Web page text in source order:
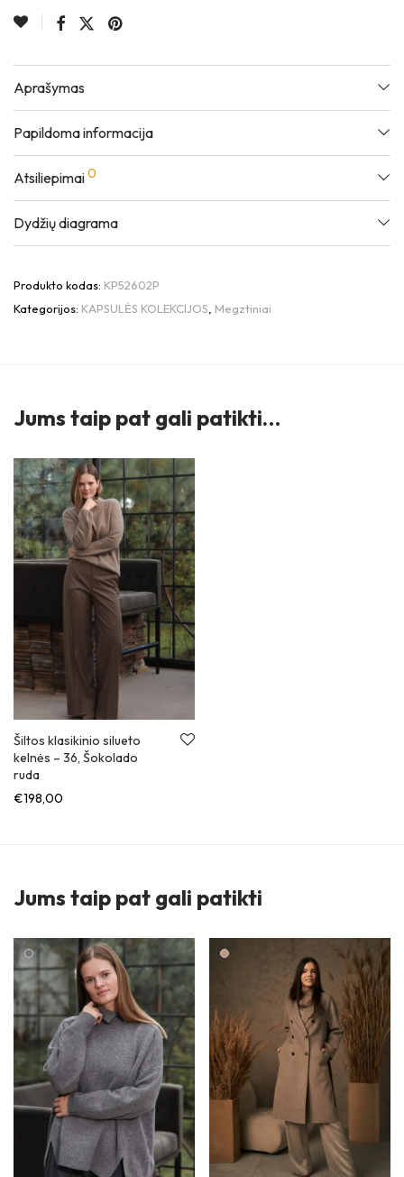
Aprašymas
Papildoma informacija
Atsiliepimai0
Dydžių diagrama
Produkto kodas: KP52602P
Kategorijos: KAPSULĖS KOLEKCIJOS, Megztiniai
Jums taip pat gali patikti…
Šiltos klasikinio silueto
kelnės – 36, Šokolado
ruda
€198,00
Jums taip pat gali patikti